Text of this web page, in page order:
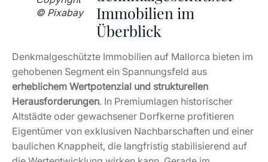
Altstädte oder gewachsener Dorfkerne profitieren
Eigentümer von exklusiven Nachbarschaften und einer
baulichen Knappheit, die langfristig stabilisierend auf
die Wertentwicklung wirken kann. Gerade im
Luxussegment erzeugt die Kombination aus
historischer Substanz, architektonischer Einzigartigkeit
und erzählbarer „Story“eine hohe Attraktivität für
internationale Käufer. Gleichzeitig sind
Nutzungsmöglichkeiten häufig strenger reguliert,
Ausbaumöglichkeiten begrenzt und Projekte stark
abhängig von der jeweiligen Denkmalschutz- und